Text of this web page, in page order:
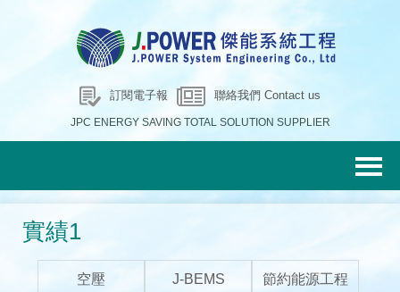
訂閱電子報 聯絡我們 Contact us
JPC ENERGY SAVING TOTAL SOLUTION SUPPLIER
實績1
空壓 J-BEMS 節約能源工程